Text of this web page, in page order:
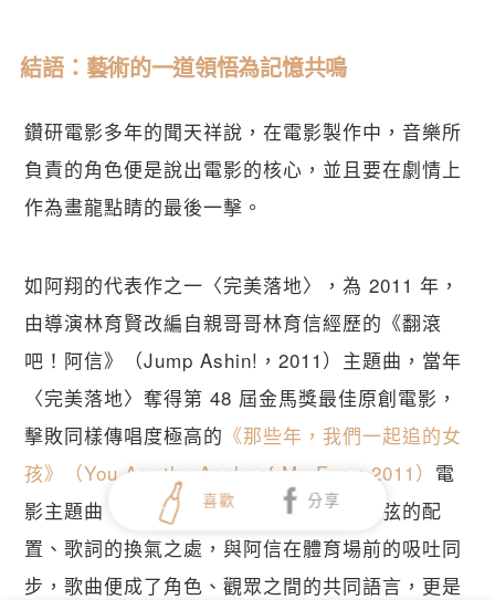
結語：藝術的一道領悟為記憶共鳴
鑽研電影多年的聞天祥說，在電影製作中，音樂所
負責的角色便是說出電影的核心，並且要在劇情上
作為畫龍點睛的最後一擊。
如阿翔的代表作之一〈完美落地〉，為 2011 年，
由導演林育賢改編自親哥哥林育信經歷的《翻滾
吧！阿信》（Jump Ashin!，2011）主題曲，當年
〈完美落地〉奪得第 48 屆金馬獎最佳原創電影，
擊敗同樣傳唱度極高的 《那些年，我們一起追的女
孩》（You Are the Apple of My Eye，2011） 電
影主題曲〈那些年〉，便是因為阿翔在和弦的配
置、歌詞的換氣之處，與阿信在體育場前的吸吐同
步，歌曲便成了角色、觀眾之間的共同語言，更是
喜歡 分享